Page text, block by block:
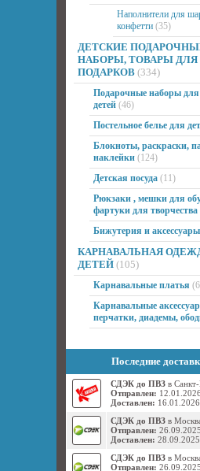
Наполнители для
конфетти (35)
ДЕТСКИЕ
НАБОРЫ, ТОВАРЫ ДЛЯ
ПОДАРКОВ (334)
Подарочные наборы для
детей (46)
Постельное белье для
Блокноты, раскраски,
наклейки (124)
Детская посуда (11)
Рюкзаки , мешки для
фартуки для творчества
Бижутерия и аксессуары
КАРНАВАЛЬНАЯ
ДЕТЕЙ (105)
Карнавальные платья
Карнавальные
перчатки, диадемы,
Последние
СДЭК до ПВЗ в
Отправлен:
Доставлен:
СДЭК до ПВЗ в
Отправлен:
Доставлен:
СДЭК до ПВЗ в
Отправлен: